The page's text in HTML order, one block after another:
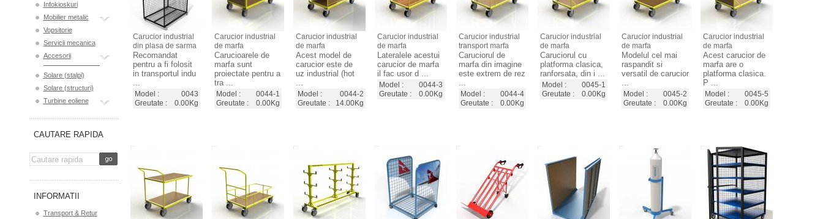
Carucior industrial
din plasa de sarma
Recomandat
pentru a fi folosit
in transportul indu
...
Model :
0043
Greutate :
0.00Kg
Carucior industrial
de marfa
Carucioarele de
marfa sunt
proiectate pentru a
tra ...
Model :
0044-1
Greutate :
0.00Kg
Carucior industrial
de marfa
Acest model de
carucior este de
uz industrial (hot
...
Model :
0044-2
Greutate :
14.00Kg
Carucior industrial
de marfa
Lateralele acestui
carucior de marfa
il fac usor d ...
Model :
0044-3
Greutate :
0.00Kg
Carucior industrial
transport marfa
Caruciorul de
marfa din imagine
este extrem de rez
...
Model :
0044-4
Greutate :
0.00Kg
Carucior industrial
de marfa
Caruciorul cu
platforma clasica,
ranforsata, din i ...
Model :
0045-1
Greutate :
0.00Kg
Carucior industrial
de marfa
Modelul cel mai
raspandit si
versatil de carucior
...
Model :
0045-2
Greutate :
0.00Kg
Carucior industrial
de marfa
Acest carucior de
marfa are o
platforma clasica.
P ...
Model :
0045-5
Greutate :
0.00Kg
Infokioskuri
Mobilier metalic
Vopsitorie
Servicii mecanica
Accesorii
Solare (stalpi)
Solare (structuri)
Turbine eoliene
CAUTARE RAPIDA
INFORMATII
Transport & Retur